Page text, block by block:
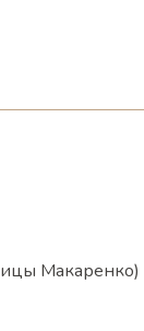
Макаренко)